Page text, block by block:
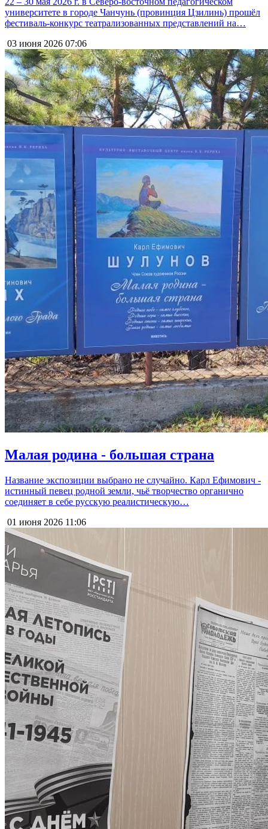
университете в городе Чанчунь (провинция Цзилинь) прошёл
фестиваль-конкурс театрализованных представлений на…
03 июня 2026 07:06
Малая родина - большая страна
Название экспозиции выбрано не случайно. Карл Ефимович -
истинный певец родной земли, чьё творчество органично
соединяет в себе русскую реалистическую…
01 июня 2026 11:06